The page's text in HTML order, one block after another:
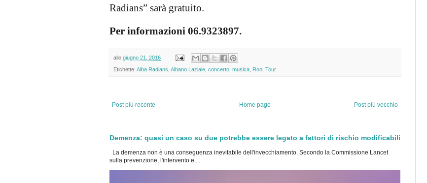
Radians” sarà gratuito.
Per informazioni 06.9323897.
alle giugno 21, 2016
Etichette: Alba Radians Albano Laziale concerto musica Ron Tour
Post più recente Post più vecchio
Home page
Demenza: quasi un caso su due potrebbe essere legato a fattori di rischio modificabili
La demenza non è una conseguenza inevitabile dell'invecchiamento. Secondo la Commissione Lancet
sulla prevenzione, l'intervento e ...